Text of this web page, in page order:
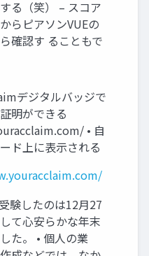
る（笑） – スコア
らピアソンVUEの
確認す ることもで
デジタルバッジで
明ができる
• 自
ド上に表示される
験したのは12月27
て心安らかな年末
た。 • 個人の業